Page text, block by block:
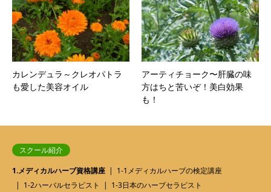
カレンデュラ～クレオパトラ
も愛した美容オイル
アーティチョーク〜肝臓の味
方はちと苦いぞ！美白効果
も！
スクール紹介
1.メディカルハーブ資格講座
1-1メディカルハーブの検定講座
1-2ハーバルセラピスト
1-3日本のハーブセラピスト